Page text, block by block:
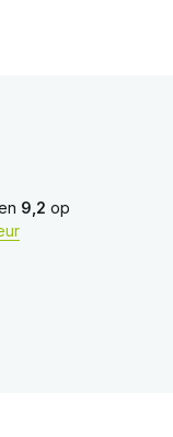
9,2 op